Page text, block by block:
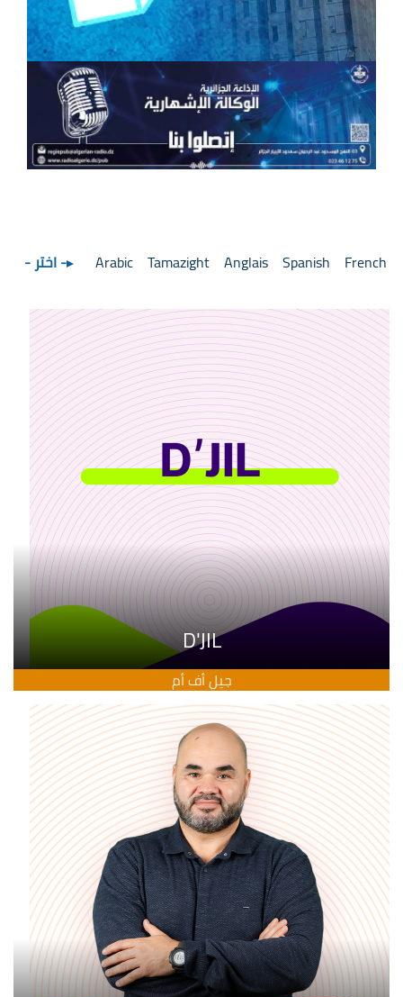
- اختر - Arabic Tamazight Anglais Spanish French
D'JIL
جيل أف أم